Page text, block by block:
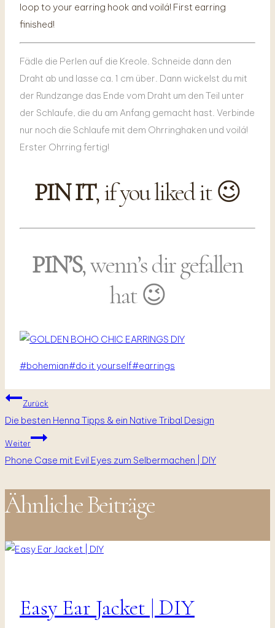
loop to your earring hook and voilá! First earring
finished!
Fädle die Perlen auf die Kreole. Schneide dann den
Draht ab und lasse ca. 1 cm über. Dann wickelst du mit
der Rundzange das Ende vom Draht um den Teil unter
der Schlaufe, die du am Anfang gemacht hast. Verbinde
nur noch die Schlaufe mit dem Ohrringhaken und voilá!
Erster Ohrring fertig!
PIN IT, if you liked it 😉
PIN’S, wenn’s dir gefallen
hat 😉
Schlagworte:
#bohemian#do it yourself#earrings
Beitragsnavigation
Zurück
Die besten Henna Tipps & ein Native Tribal Design
Weiter
Phone Case mit Evil Eyes zum Selbermachen | DIY
Ähnliche Beiträge
DIY
Jewellery
Easy Ear Jacket | DIY